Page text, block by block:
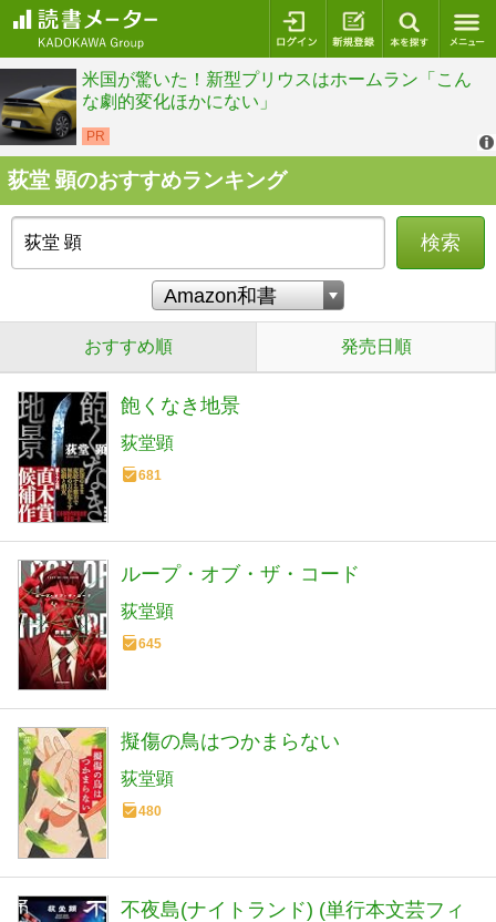
ログイン 新規登録
荻堂 顕のおすすめランキング
検索
おすすめ順 発売日順
飽くなき地景
荻堂顕
681
ループ・オブ・ザ・コード
荻堂顕
645
擬傷の鳥はつかまらない
荻堂顕
480
不夜島(ナイトランド) (単行本文芸フィ